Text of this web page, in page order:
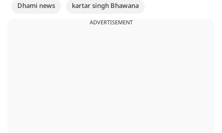
Dhami news
kartar singh Bhawana
ADVERTISEMENT